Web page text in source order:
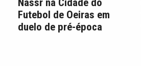
Futebol de Oeiras em
duelo de pré-época